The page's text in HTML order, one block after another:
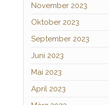
November 2023
Oktober 2023
September 2023
Juni 2023
Mai 2023
April 2023